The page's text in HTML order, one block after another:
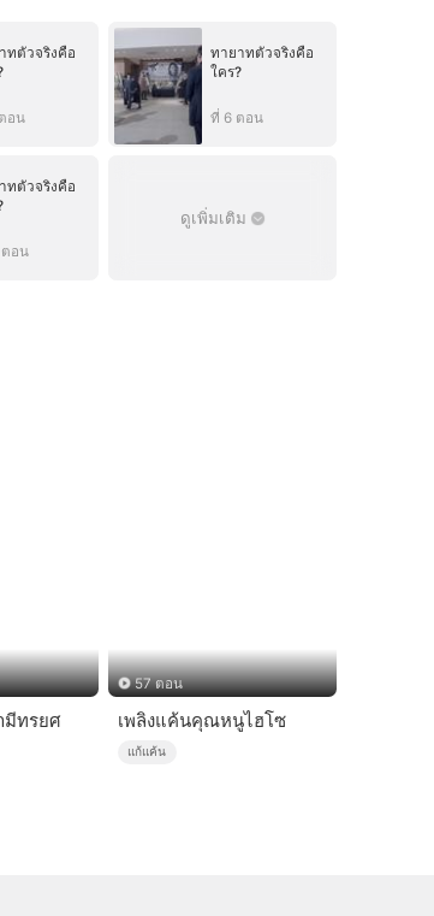
ทตัวจริงคือ
อน
ทายาทตัวจริงคือ
ใคร?
ที่ 6 ตอน
ทตัวจริงคือ
ตอน
ดูเพิ่มเติม
ทรยศ
57 ตอน
เพลิงแค้นคุณหนูไฮโซ
แก้แค้น